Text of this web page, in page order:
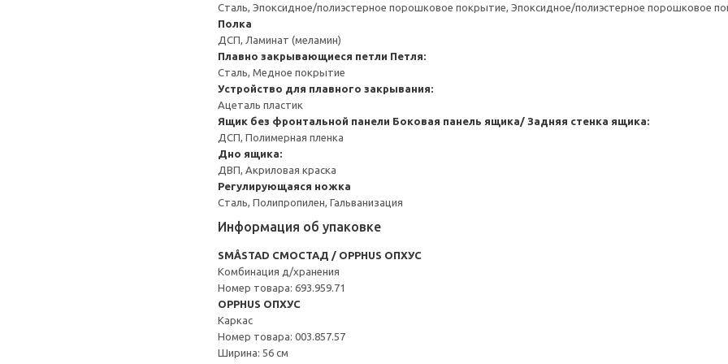
Сталь, Эпоксидное/полиэстерное порошковое покрытие, Эпоксидное/полиэстерное порошковое
Полка
ДСП, Ламинат (меламин)
Плавно закрывающиеся петли Петля:
Сталь, Медное покрытие
Устройство для плавного закрывания:
Ацеталь пластик
Ящик без фронтальной панели Боковая панель ящика/ Задняя стенка ящика:
ДСП, Полимерная пленка
Дно ящика:
ДВП, Акриловая краска
Регулирующаяся ножка
Сталь, Полипропилен, Гальванизация
Информация об упаковке
SMÅSTAD СМОСТАД / OPPHUS ОПХУС
Комбинация д/хранения
Номер товара: 693.959.71
OPPHUS ОПХУС
Каркас
Номер товара: 003.857.57
Ширина: 56 см